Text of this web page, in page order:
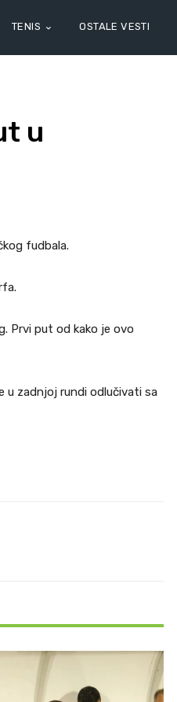
TENIS OSTALE VESTI
u
fudbala.
Prvi put od kako je ovo
u zadnjoj rundi odlučivati sa